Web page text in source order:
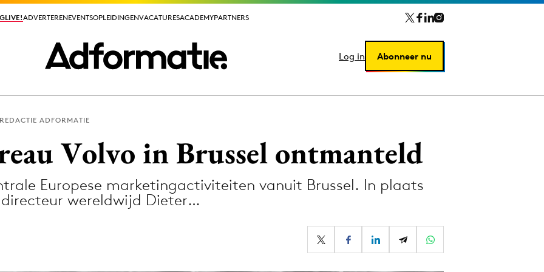
ADVERTERENEVENTSOPLEIDINGENVACATURESACADEMYPARTNERS
Log in Abonneer nu
ADVERTERENEVENTSOPLEIDINGENVACATURESACADEMYPARTNERS
Log in Abonneer nu
REDACTIE ADFORMATIE
Volvo in Brussel ontmanteld
Europese marketingactiviteiten vanuit Brussel. In plaats
wereldwijd Dieter…